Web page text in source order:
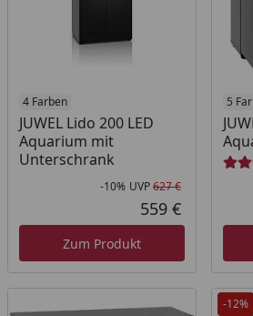
4 Farben
JUWEL Lido 200 LED
Aquarium mit
Unterschrank
Rabatt in
-10% UVP627 €
Aktueller
559 €
Zum Produkt
5
-12%